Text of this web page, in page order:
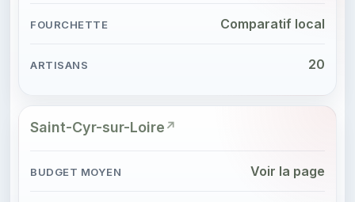
Comparatif local
20
Saint-Cyr-sur-Loire
Voir la page